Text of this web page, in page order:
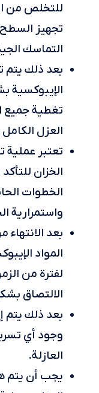
للتخلص من
تجهيز
التماسك
بعد ذلك يتم
تغطية جميع
العزل
تعتبر عملية
الخزان
الخطوات
واستمرارية
بعد
المواد
لفترة من
الالتصاق
بعد ذلك يتم
وجود أي
العازلة.
يجب أن يتم